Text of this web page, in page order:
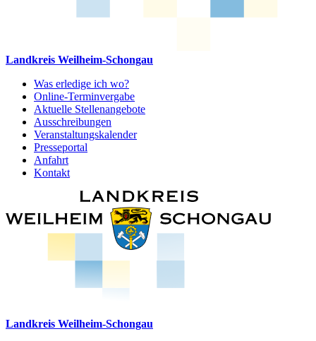
Landkreis Weilheim-Schongau
Was erledige ich wo?
Online-Terminvergabe
Aktuelle Stellenangebote
Ausschreibungen
Veranstaltungskalender
Presseportal
Anfahrt
Kontakt
Landkreis Weilheim-Schongau